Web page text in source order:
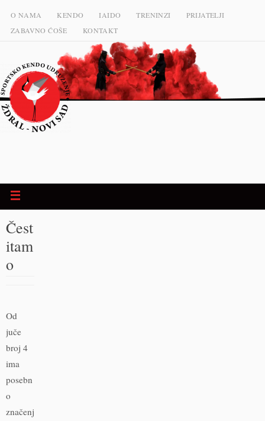
O NAMA KENDO IAIDO TRENINZI
PRIJATELJI
ZABAVNO ĆOŠE
KONTAKT
Čest
itam
o
Od
juče
broj 4
ima
posebn
o
značenj